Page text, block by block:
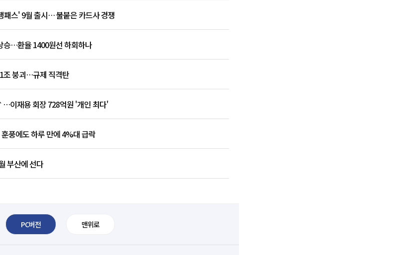
패스' 9월 출시… 불붙은 카드사 경쟁
승…환율 1400원선 하회하나
조 붕괴…규제 직격탄
이재용 회장 728억원 '개인 최다'
풍에도 하루 만에 4%대 급락
부산에 선다
PC버전 맨위로